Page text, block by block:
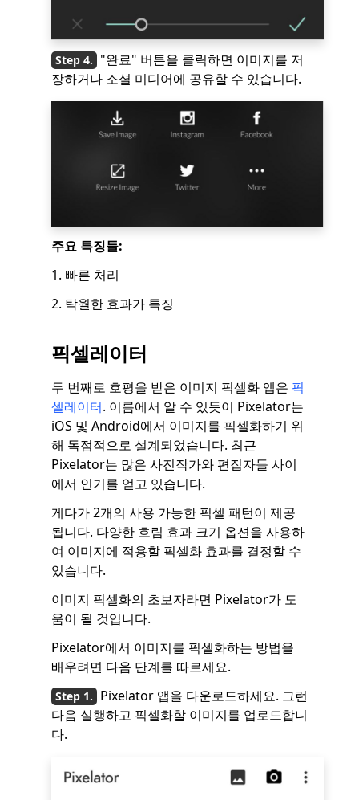
"완료" 버튼을 클릭하면 이미지를 저
장하거나 소셜 미디어에 공유할 수 있습니다.
주요 특징들:
1. 빠른 처리
2. 탁월한 효과가 특징
픽셀레이터
두 번째로 호평을 받은 이미지 픽셀화 앱은 픽
셀레이터. 이름에서 알 수 있듯이 Pixelator는
iOS 및 Android에서 이미지를 픽셀화하기 위
해 독점적으로 설계되었습니다. 최근
Pixelator는 많은 사진작가와 편집자들 사이
에서 인기를 얻고 있습니다.
게다가 2개의 사용 가능한 픽셀 패턴이 제공
됩니다. 다양한 흐림 효과 크기 옵션을 사용하
여 이미지에 적용할 픽셀화 효과를 결정할 수
있습니다.
이미지 픽셀화의 초보자라면 Pixelator가 도
움이 될 것입니다.
Pixelator에서 이미지를 픽셀화하는 방법을
배우려면 다음 단계를 따르세요.
Pixelator 앱을 다운로드하세요. 그런
다음 실행하고 픽셀화할 이미지를 업로드합니
다.